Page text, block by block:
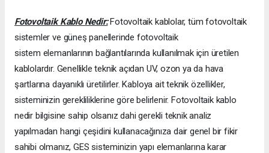
Fotovoltaik Kablo Nedir:Fotovoltaik kablolar, tüm fotovoltaik
sistemler ve güneş panellerinde fotovoltaik
sistem elemanlarının bağlantılarında kullanılmak için üretilen
kablolardır. Genellikle teknik açıdan UV, ozon ya da hava
şartlarına dayanıklı üretilirler. Kabloya ait teknik özellikler,
sisteminizin gerekliliklerine göre belirlenir. Fotovoltaik kablo
nedir bilgisine sahip olsanız dahi gerekli teknik analiz
yapılmadan hangi çeşidini kullanacağınıza dair genel bir fikir
sahibi olmanız, GES sisteminizin yapı elemanlarına karar